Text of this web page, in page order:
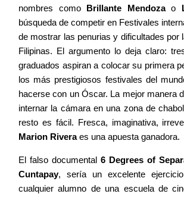
nombres como Brillante Mendozao
búsqueda de competir en Festivales
de mostrar las penurias y dificultades por
Filipinas. El argumento lo deja claro:
graduados aspiran a colocar su primera
los más prestigiosos festivales del
hacerse con un Óscar. La mejor manera
internar la cámara en una zona de
resto es fácil. Fresca, imaginativa,
Marion Riveraes una apuesta ganadora.
El falso documental 6 Degrees of
Cuntapay, sería un excelente
cualquier alumno de una escuela de